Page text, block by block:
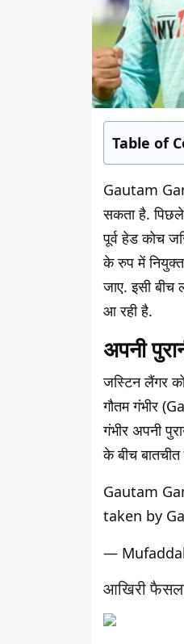
Table of
Gautam
सकता है.
पूर्व हेड कोच
के रुप में
जाए. इसी
आ रही है.
अपनी
जस्टिन लैंगर
गौतम गंभीर
गंभीर अपनी
के बीच
Gautam
taken by
—
आखिरी